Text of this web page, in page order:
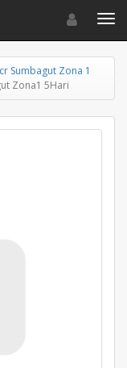
Toggle
Sumbagut Zona 1
Zona1 5Hari